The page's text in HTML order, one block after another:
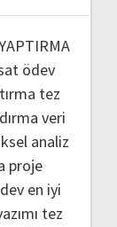
ödev
tez
veri
analiz
proje
en iyi
tez